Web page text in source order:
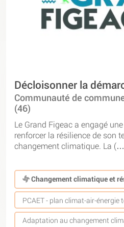
Décloisonner la
Communauté de
(46)
Le Grand Figeac a engagé
renforcer la résilience de son
changement climatique. La
Changement climatique et
PCAET - plan climat-air-énergie
Adaptation au changement